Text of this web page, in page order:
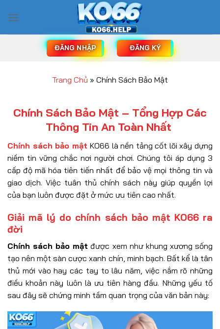
qua
ĐĂNG NHẬP ĐĂNG KÝ
Trang Chủ » Chính Sách Bảo Mật
Chính Sách Bảo Mật – Tổng Hợp Các
Thông Tin An Toàn Nhất
Chính sách bảo mậtKO66 là nền tảng cốt lõi xây dựng
niềm tin vững chắc nơi người chơi. Chúng tôi áp dụng 3
cấp độ mã hóa tiên tiến nhất để bảo vệ mọi thông tin và
giao dịch. Việc tuân thủ chính sách này giúp quyền lợi
của bạn luôn được đặt ở mức ưu tiên cao nhất.
Giải mã lý do chính sách bảo mật KO66 ra
đời
Chính sách bảo mật được xem như khung xương sống
tạo nên một sàn cược xanh chín, minh bạch. Bất kể là tân
thủ mới vào hay các tay to lâu năm, việc nắm rõ những
điều khoản này luôn là ưu tiên hàng đầu. Những yếu tố
sau đây sẽ chứng minh tầm quan trọng của văn bản này: